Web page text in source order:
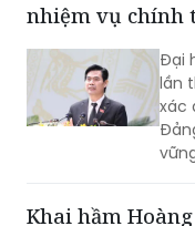
nhiệm vụ chính
Đại
lần
xác
Khai hầm